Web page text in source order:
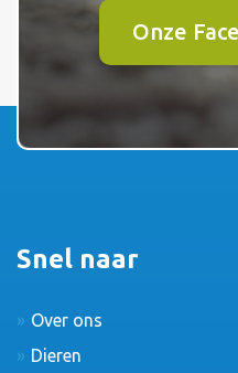
Onze
Snel naar
Over ons
Dieren